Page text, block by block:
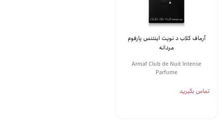
آرماف کلاب د نویت اینتنس پارفوم
مردانه
Armaf Club de Nuit Intense
Parfume
تماس بگیرید